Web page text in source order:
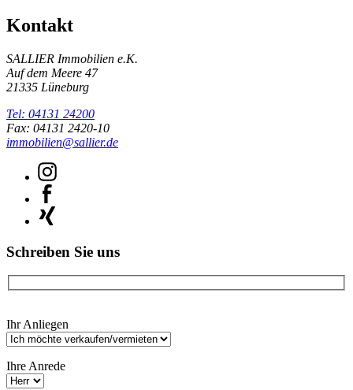
Kontakt
SALLIER Immobilien e.K.
Auf dem Meere 47
21335 Lüneburg
Tel: 04131 24200
Fax: 04131 2420-10
immobilien@sallier.de
Schreiben Sie uns
lasse
dieses
leer.
Ihr Anliegen
Ihre Anrede